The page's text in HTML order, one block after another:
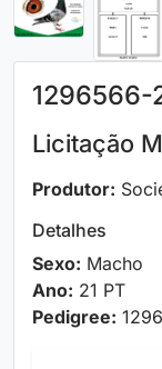
1296566-
Licitação
Produtor:
Detalhes
Sexo: Macho
Ano: 21 PT
Pedigree: